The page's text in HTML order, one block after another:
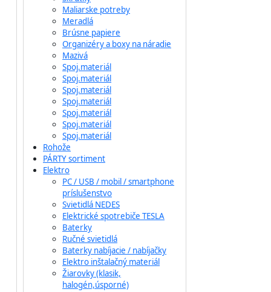
Maliarske potreby
Meradlá
Brúsne papiere
Organizéry a boxy na náradie
Mazivá
Spoj.materiál
Spoj.materiál
Spoj.materiál
Spoj.materiál
Spoj.materiál
Spoj.materiál
Spoj.materiál
Rohože
PÁRTY sortiment
Elektro
PC / USB / mobil / smartphone
príslušenstvo
Svietidlá NEDES
Elektrické spotrebiče TESLA
Baterky
Ručné svietidlá
Baterky nabíjacie / nabíjačky
Elektro inštalačný materiál
Žiarovky (klasik,
halogén,úsporné)